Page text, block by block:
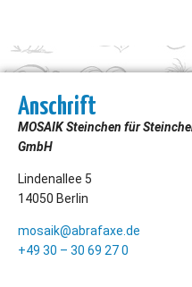
Anschrift
MOSAIK Steinchen für
GmbH
Lindenallee 5
14050 Berlin
mosaik@abrafaxe.de
+49 30 – 30 69 27 0